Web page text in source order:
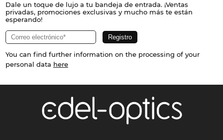
Dale un toque de lujo a tu bandeja de entrada. ¡Ventas
privadas, promociones exclusivas y mucho más te están
esperando!
You can find further information on the processing of your
personal data here